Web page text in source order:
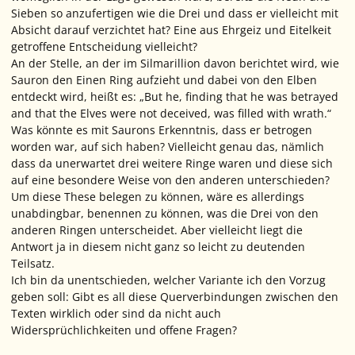
Sieben so anzufertigen wie die Drei und dass er vielleicht mit
Absicht darauf verzichtet hat? Eine aus Ehrgeiz und Eitelkeit
getroffene Entscheidung vielleicht?
An der Stelle, an der im Silmarillion davon berichtet wird, wie
Sauron den Einen Ring aufzieht und dabei von den Elben
entdeckt wird, heißt es: „But he, finding that he was betrayed
and that the Elves were not deceived, was filled with wrath.“
Was könnte es mit Saurons Erkenntnis, dass er betrogen
worden war, auf sich haben? Vielleicht genau das, nämlich
dass da unerwartet drei weitere Ringe waren und diese sich
auf eine besondere Weise von den anderen unterschieden?
Um diese These belegen zu können, wäre es allerdings
unabdingbar, benennen zu können, was die Drei von den
anderen Ringen unterscheidet. Aber vielleicht liegt die
Antwort ja in diesem nicht ganz so leicht zu deutenden
Teilsatz.
Ich bin da unentschieden, welcher Variante ich den Vorzug
geben soll: Gibt es all diese Querverbindungen zwischen den
Texten wirklich oder sind da nicht auch
Widersprüchlichkeiten und offene Fragen?